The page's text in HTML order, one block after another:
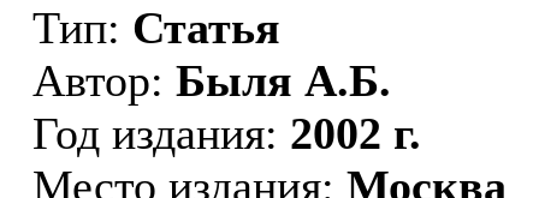
Тип: Статья
Автор: Быля А.Б.
Год издания: 2002 г.
Место издания: Москва